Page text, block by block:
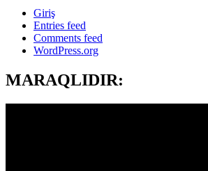
Giriş
Entries feed
Comments feed
WordPress.org
MARAQLIDIR: